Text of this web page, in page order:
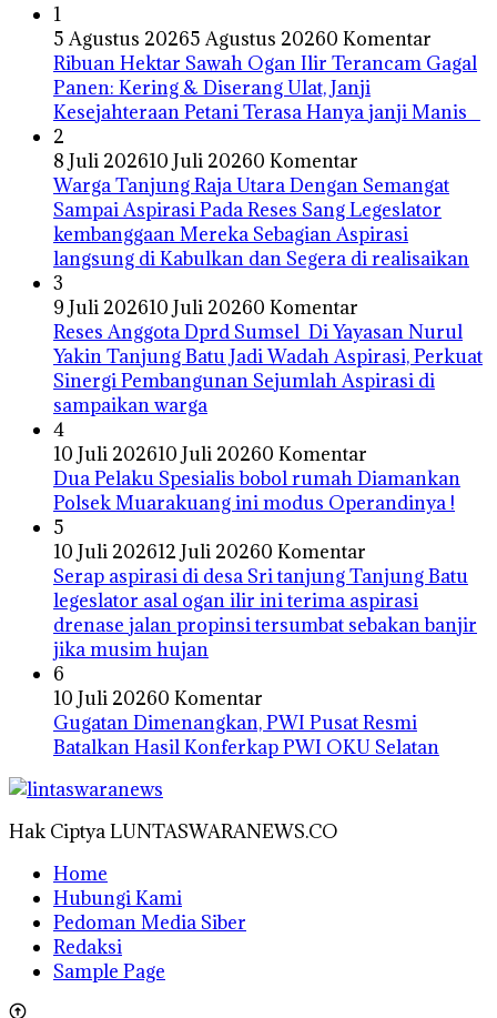
1
5 Agustus 20265 Agustus 20260 Komentar
Ribuan Hektar Sawah Ogan Ilir Terancam Gagal
Panen: Kering & Diserang Ulat, Janji
Kesejahteraan Petani Terasa Hanya janji Manis
2
8 Juli 202610 Juli 20260 Komentar
Warga Tanjung Raja Utara Dengan Semangat
Sampai Aspirasi Pada Reses Sang Legeslator
kembanggaan Mereka Sebagian Aspirasi
langsung di Kabulkan dan Segera di realisaikan
3
9 Juli 202610 Juli 20260 Komentar
Reses Anggota Dprd Sumsel Di Yayasan Nurul
Yakin Tanjung Batu Jadi Wadah Aspirasi, Perkuat
Sinergi Pembangunan Sejumlah Aspirasi di
sampaikan warga
4
10 Juli 202610 Juli 20260 Komentar
Dua Pelaku Spesialis bobol rumah Diamankan
Polsek Muarakuang ini modus Operandinya !
5
10 Juli 202612 Juli 20260 Komentar
Serap aspirasi di desa Sri tanjung Tanjung Batu
legeslator asal ogan ilir ini terima aspirasi
drenase jalan propinsi tersumbat sebakan banjir
jika musim hujan
6
10 Juli 20260 Komentar
Gugatan Dimenangkan, PWI Pusat Resmi
Batalkan Hasil Konferkap PWI OKU Selatan
Hak Ciptya LUNTASWARANEWS.CO
Home
Hubungi Kami
Pedoman Media Siber
Redaksi
Sample Page